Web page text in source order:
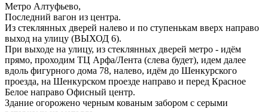
Метро Алтуфьево,
Последний вагон из центра.
Из стеклянных дверей налево и по ступенькам вверх направо
выход на улицу (ВЫХОД 6).
При выходе на улицу, из стеклянных дверей метро - идём
прямо, проходим ТЦ Арфа/Лента (слева будет), идем далее
вдоль фигурного дома 78, налево, идём до Шенкурского
проезда, на Шенкурском проезде направо и перед Красное
Белое направо Офисный центр.
Здание огорожено черным кованым забором с серыми